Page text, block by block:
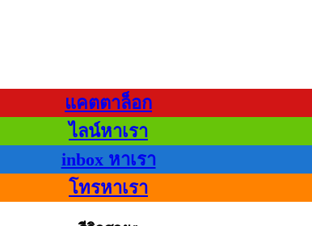
แคตตาล็อก
ไลน์หาเรา
inbox หาเรา
โทรหาเรา